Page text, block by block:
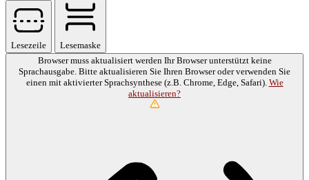
Lesezeile
Lesemaske
Browser muss aktualisiert werden Ihr Browser unterstützt keine
Sprachausgabe. Bitte aktualisieren Sie Ihren Browser oder verwenden Sie
einen mit aktivierter Sprachsynthese (z.B. Chrome, Edge, Safari). Wie
aktualisieren?